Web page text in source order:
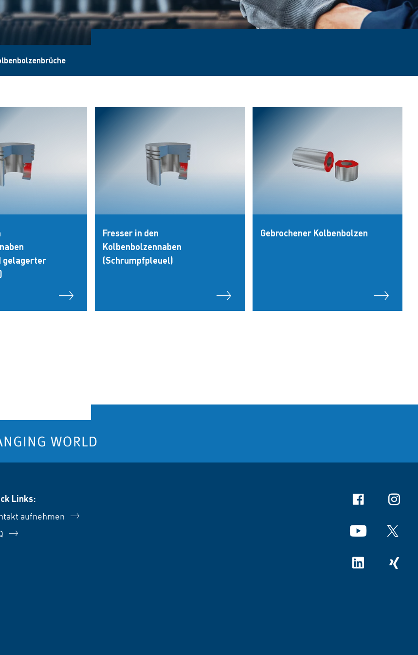
gelagerter
Fresser in den
Kolbenbolzennaben
(Schrumpfpleuel)
Gebrochener Kolbenbolzen
Links:
aufnehmen
Facebook
YouTube X
Linkedin Xing